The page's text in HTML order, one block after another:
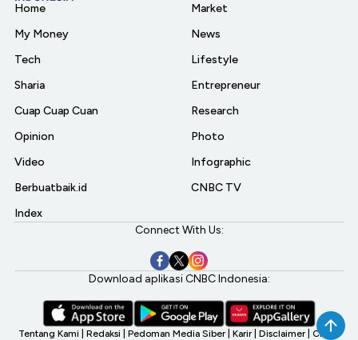
Home
My Money
Tech
Sharia
Cuap Cuap Cuan
Opinion
Video
Berbuatbaik.id
Index
Market
News
Lifestyle
Entrepreneur
Research
Photo
Infographic
CNBC TV
Connect With Us:
Download aplikasi CNBC Indonesia:
Tentang Kami Redaksi Pedoman Media Siber Karir Disclaimer CNBC